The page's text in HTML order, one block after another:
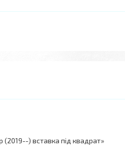
) вставка під квадрат»